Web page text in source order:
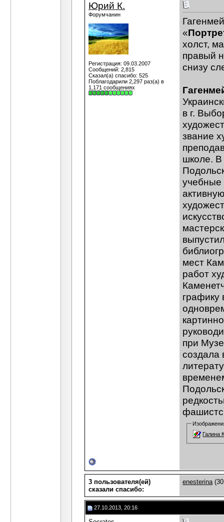
Юрий К.
Форумчанин
Регистрация: 09.03.2007
Сообщений: 2,815
Сказал(а) спасибо: 525
Поблагодарили 2,297 раз(а) в
1,171 сообщениях
«
холст,
правый
снизу
в г.
звание
школе. В
учебные
мест
работ
графику
при
создала
Галина
3 пользователя(ей)
сказали cпасибо:
enesterina
27.10.2013, 20:16